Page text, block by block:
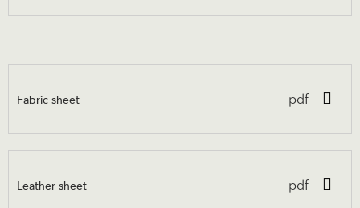
Fabric sheet pdf
Leather sheet pdf